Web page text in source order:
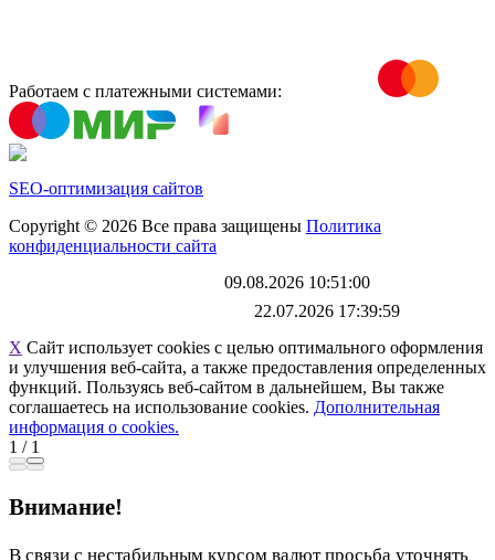
Работаем с платежными системами:
SEO-оптимизация сайтов
Copyright © 2026 Все права защищены Политика
конфиденциальности сайта
09.08.2026 10:51:00
22.07.2026 17:39:59
X Сайт использует cookies с целью оптимального оформления
и улучшения веб-сайта, а также предоставления определенных
функций. Пользуясь веб-сайтом в дальнейшем, Вы также
соглашаетесь на использование cookies. Дополнительная
информация о cookies.
1 / 1
Внимание!
В связи с нестабильным курсом валют просьба уточнять